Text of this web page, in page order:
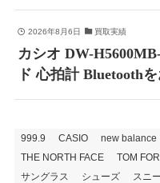
2026年8月6日 買取実績
カシオ DW-
ド 心拍計 Bluetooth
999.9 CASIO new balance
THE NORTH FACE
TOM
サングラス
シューズ スニ